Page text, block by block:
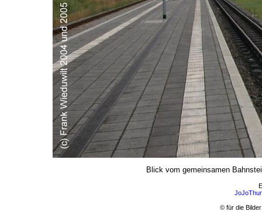
Blick vom gemeinsamen
© für die